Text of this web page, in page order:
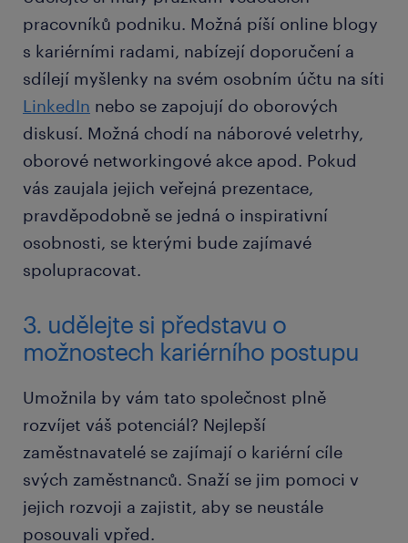
pracovníků podniku. Možná píší online blogy
s kariérními radami, nabízejí doporučení a
sdílejí myšlenky na svém osobním účtu na síti
LinkedIn nebo se zapojují do oborových
diskusí. Možná chodí na náborové veletrhy,
oborové networkingové akce apod. Pokud
vás zaujala jejich veřejná prezentace,
pravděpodobně se jedná o inspirativní
osobnosti, se kterými bude zajímavé
spolupracovat.
3. udělejte si představu o
možnostech kariérního postupu
Umožnila by vám tato společnost plně
rozvíjet váš potenciál? Nejlepší
zaměstnavatelé se zajímají o kariérní cíle
svých zaměstnanců. Snaží se jim pomoci v
jejich rozvoji a zajistit, aby se neustále
posouvali vpřed.